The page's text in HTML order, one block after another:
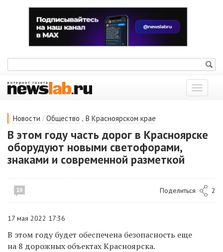
Показать
меню
Новости / Общество , В Красноярском крае
В этом году часть дорог в Красноярске
оборудуют новыми светофорами,
знаками и современной разметкой
19 Поделиться 2
17 мая 2022 17:36
В этом году будет обеспечена безопасность еще
на 8 дорожных объектах Красноярска.